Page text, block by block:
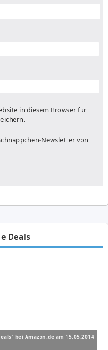
in diesem Browser für
Newsletter von
Deals
bei Amazon.de am 15.05.2014